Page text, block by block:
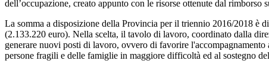
dell’occupazione, creato appunto con le risorse ottenute dal rimborso
La somma a disposizione della Provincia per il triennio 2016/2018 è
(2.133.220 euro). Nella scelta, il tavolo di lavoro, coordinato dalla
generare nuovi posti di lavoro, ovvero di favorire
persone fragili e delle famiglie in maggiore difficoltà ed al sostegno